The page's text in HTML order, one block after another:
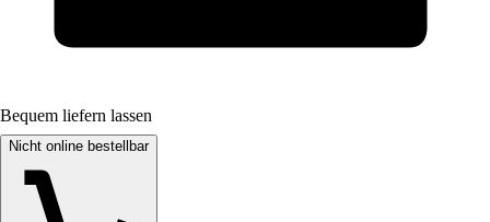
Bequem liefern lassen
Nicht online bestellbar